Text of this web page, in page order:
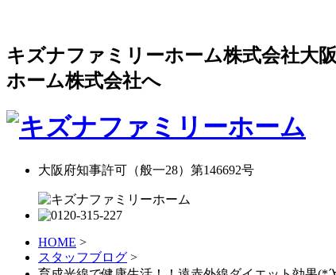
キズナファミリーホーム株式会社大
ホーム株式会社へ
大阪府知事許可（般一28）第146692号
HOME >
スタッフブログ >